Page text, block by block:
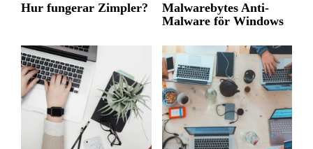
Hur fungerar Zimpler?
Malwarebytes Anti-
Malware för Windows